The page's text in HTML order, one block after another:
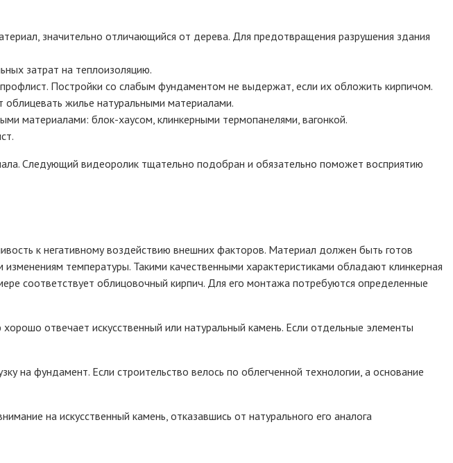
значительно отличающийся от дерева. Для предотвращения разрушения здания
затрат на теплоизоляцию.
Постройки со слабым фундаментом не выдержат, если их обложить кирпичом.
жилье натуральными материалами.
материалами: блок-хаусом, клинкерными термопанелями, вагонкой.
Следующий видеоролик тщательно подобран и обязательно поможет восприятию
к негативному воздействию внешних факторов. Материал должен быть готов
температуры. Такими качественными характеристиками обладают клинкерная
соответствует облицовочный кирпич. Для его монтажа потребуются определенные
отвечает искусственный или натуральный камень. Если отдельные элементы
на фундамент. Если строительство велось по облегченной технологии, а основание
на искусственный камень, отказавшись от натурального его аналога